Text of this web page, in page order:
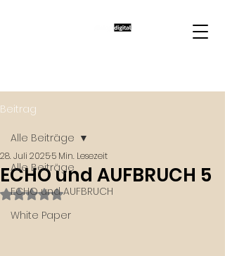
Beitrag
Alle Beiträge
ECHO und AUFBRUCH
White Paper
Alle Beiträge
ECHO und AUFBRUCH 5
28. Juli 20255 Min. Lesezeit
Mit NaN von 5 Sternen bewertet.